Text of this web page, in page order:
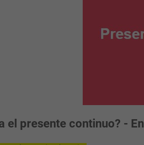
el presente continuo? -